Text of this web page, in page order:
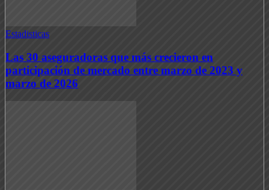
Estadisticas
Las 30 aseguradoras que más crecieron en
participación de mercado entre marzo de 2023 y
marzo de 2026